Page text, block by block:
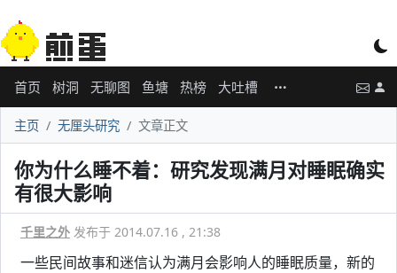
首页 树洞 无聊图 鱼塘 热榜 大吐槽
主页 无厘头研究 文章正文
你为什么睡不着：研究发现满月对睡眠确实
有很大影响
千里之外 发布于 2014.07.16 , 21:38
一些民间故事和迷信认为满月会影响人的睡眠质量，新的